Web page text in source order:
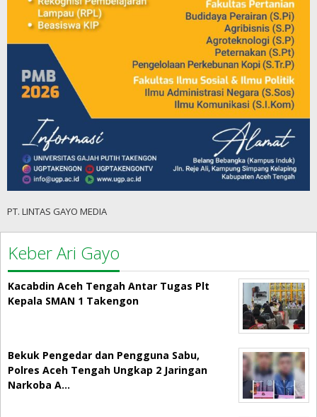
PT. LINTAS GAYO MEDIA
Keber Ari Gayo
Kacabdin Aceh Tengah Antar Tugas Plt
Kepala SMAN 1 Takengon
Bekuk Pengedar dan Pengguna Sabu,
Polres Aceh Tengah Ungkap 2 Jaringan
Narkoba A…